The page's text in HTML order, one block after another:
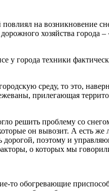
на возникновение
хозяйства города
у города техники
среду, то это,
прилегающая
решить проблему со
он вывозит. А есть
поэтому и
о которых мы
то обогревающие